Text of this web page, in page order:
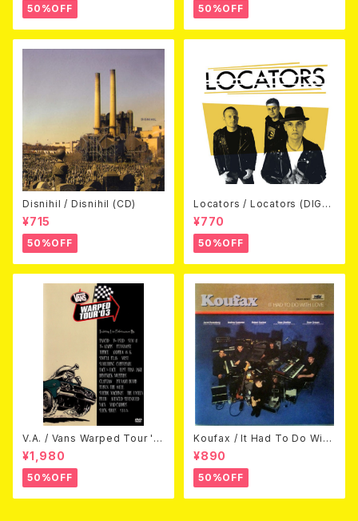
50%OFF 50%OFF
Disnihil / Disnihil (CD)
¥715
50%OFF
Locators / Locators (DIGPA
CK CD)
¥770
50%OFF
V.A. / Vans Warped Tour '0
3 (DVD)
¥1,980
50%OFF
Koufax / It Had To Do With
Love (CD)
¥890
50%OFF